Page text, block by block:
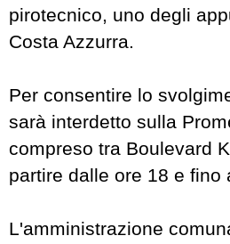
pirotecnico, uno degli
Costa Azzurra.
Per consentire lo
sarà interdetto sulla
compreso tra Boulevard
partire dalle ore 18 e
L'amministrazione